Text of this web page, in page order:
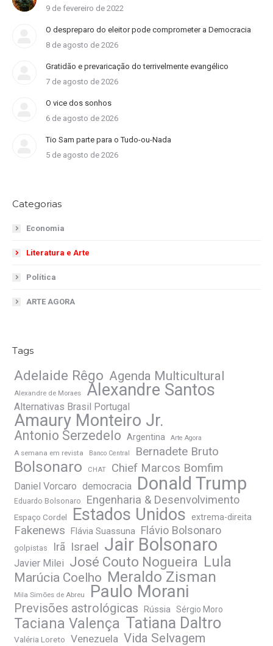
9 de fevereiro de 2022
O despreparo do eleitor pode comprometer a Democracia
8 de agosto de 2026
Gratidão e prevaricação do terrivelmente evangélico
7 de agosto de 2026
O vice dos sonhos
6 de agosto de 2026
Tio Sam parte para o Tudo-ou-Nada
5 de agosto de 2026
Categorias
Economia
Literatura e Arte
Política
ARTE AGORA
Tags
Adelaide Rêgo Agenda Multicultural
Alexandre de Moraes Alexandre Santos
Alternativas Brasil Portugal
Amaury Monteiro Jr.
Antonio Serzedelo Argentina Arte Agora
A semana em revista Banco Central Bernadete Bruto
Bolsonaro CHAT Chief Marcos Bomfim
Daniel Vorcaro democracia Donald Trump
Eduardo Bolsonaro Engenharia & Desenvolvimento
Espaço Cordel Estados Unidos extrema-direita
Fakenews Flávia Suassuna Flávio Bolsonaro
golpistas Irã Israel Jair Bolsonaro
Javier Milei José Couto Nogueira Lula
Marúcia Coelho Meraldo Zisman
Mila Simões de Abreu Paulo Morani
Previsões astrológicas Rússia Sérgio Moro
Taciana Valença Tatiana Daltro
Valéria Loreto Venezuela Vida Selvagem